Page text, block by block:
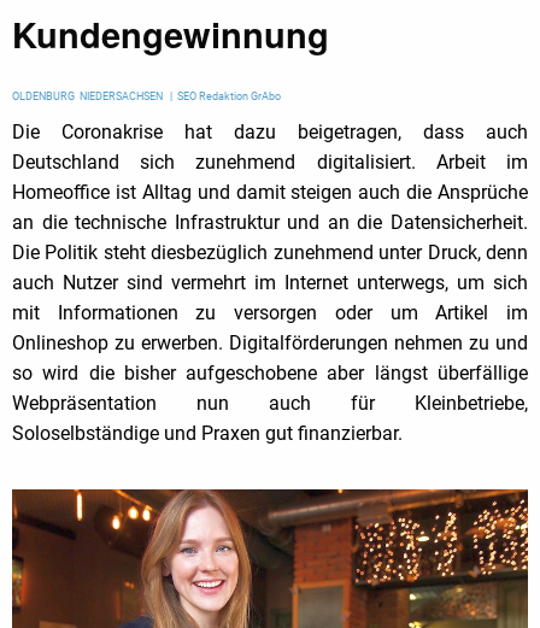
Kundengewinnung
OLDENBURG NIEDERSACHSEN | SEO Redaktion GrAbo
Die Coronakrise hat dazu beigetragen, dass auch
Deutschland sich zunehmend digitalisiert. Arbeit im
Homeoffice ist Alltag und damit steigen auch die Ansprüche
an die technische Infrastruktur und an die Datensicherheit.
Die Politik steht diesbezüglich zunehmend unter Druck, denn
auch Nutzer sind vermehrt im Internet unterwegs, um sich
mit Informationen zu versorgen oder um Artikel im
Onlineshop zu erwerben. Digitalförderungen nehmen zu und
so wird die bisher aufgeschobene aber längst überfällige
Webpräsentation nun auch für Kleinbetriebe,
Soloselbständige und Praxen gut finanzierbar.